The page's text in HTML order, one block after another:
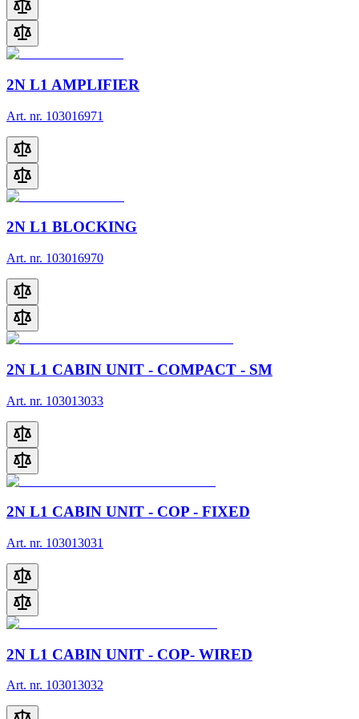
2N L1 AMPLIFIER
Art. nr. 103016971
2N L1 BLOCKING
Art. nr. 103016970
2N L1 CABIN UNIT - COMPACT - SM
Art. nr. 103013033
2N L1 CABIN UNIT - COP - FIXED
Art. nr. 103013031
2N L1 CABIN UNIT - COP- WIRED
Art. nr. 103013032